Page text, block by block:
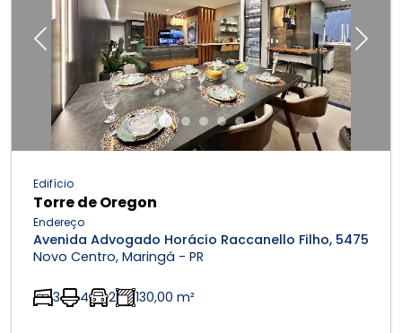
Previous Next
Edifício
Torre de Oregon
Endereço
Avenida Advogado Horácio Raccanello Filho, 5475
Novo Centro, Maringá - PR
3 4 2 130,00 m²